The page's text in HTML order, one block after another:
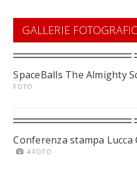
GALLERIE
SpaceBalls The Almighty
FOTO
Conferenza stampa Lucca
4 FOTO